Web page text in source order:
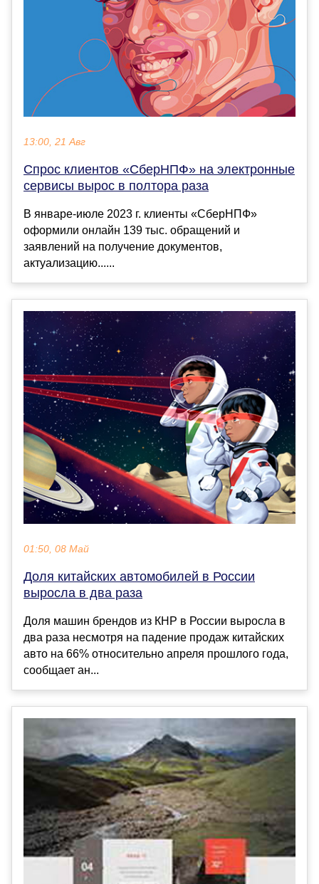
13:00, 21 Авг
Спрос клиентов «СберНПФ» на электронные
сервисы вырос в полтора раза
В январе-июле 2023 г. клиенты «СберНПФ»
оформили онлайн 139 тыс. обращений и
заявлений на получение документов,
актуализацию......
01:50, 08 Май
Доля китайских автомобилей в России
выросла в два раза
Доля машин брендов из КНР в России выросла в
два раза несмотря на падение продаж китайских
авто на 66% относительно апреля прошлого года,
сообщает ан...